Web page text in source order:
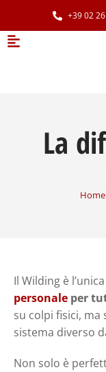
+39 02
La
Home
Il Wilding è
personale per
su colpi fisici, ma
sistema diverso
Non solo è